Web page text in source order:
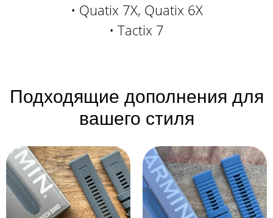
• Quatix 7X, Quatix 6X
• Tactix 7
Подходящие дополнения для
вашего стиля